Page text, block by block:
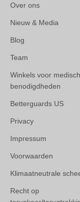
Over ons
Nieuw & Media
Blog
Team
Winkels voor
benodigdheden
Betterguards US
Privacy
Impressum
Voorwaarden
Klimaatneutrale
Recht op